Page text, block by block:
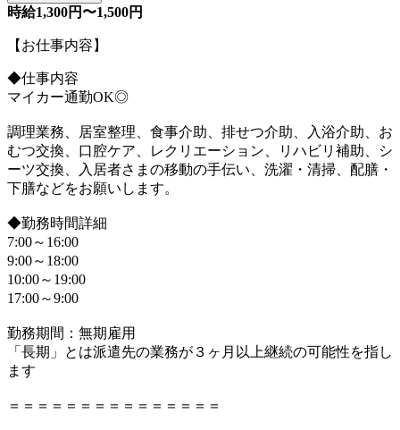
時給1,300円〜1,500円
【お仕事内容】
◆仕事内容
マイカー通勤OK◎
調理業務、居室整理、食事介助、排せつ介助、入浴介助、お
むつ交換、口腔ケア、レクリエーション、リハビリ補助、シ
ーツ交換、入居者さまの移動の手伝い、洗濯・清掃、配膳・
下膳などをお願いします。
◆勤務時間詳細
7:00～16:00
9:00～18:00
10:00～19:00
17:00～9:00
勤務期間：無期雇用
「長期」とは派遣先の業務が３ヶ月以上継続の可能性を指し
ます
＝＝＝＝＝＝＝＝＝＝＝＝＝＝＝